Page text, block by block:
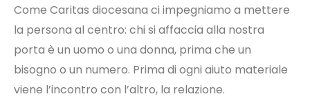
Come Caritas diocesana ci impegniamo a mettere
la persona al centro: chi si affaccia alla nostra
porta è un uomo o una donna, prima che un
bisogno o un numero. Prima di ogni aiuto materiale
viene l’incontro con l’altro, la relazione.